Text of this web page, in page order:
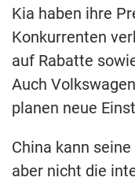
Kia haben ihre
Konkurrenten
auf Rabatte
Auch
planen neue
China kann
aber nicht die